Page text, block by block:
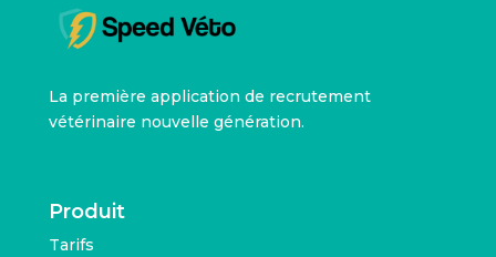
La première application de recrutement
vétérinaire nouvelle génération.
Produit
Tarifs